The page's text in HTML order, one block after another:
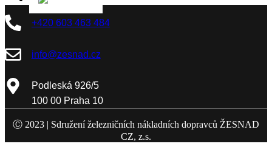
+420 603 463 484
info@zesnad.cz
Podleská 926/5
100 00 Praha 10
Ⓒ 2023 | Sdružení železničních nákladních dopravců ŽESNAD
CZ, z.s.